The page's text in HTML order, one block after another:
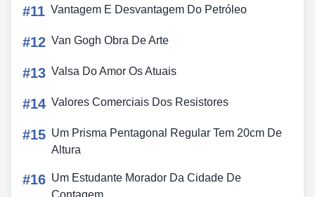
#11 Vantagem E Desvantagem Do Petróleo
#12 Van Gogh Obra De Arte
#13 Valsa Do Amor Os Atuais
#14 Valores Comerciais Dos Resistores
#15 Um Prisma Pentagonal Regular Tem 20cm De
Altura
#16 Um Estudante Morador Da Cidade De
Contagem